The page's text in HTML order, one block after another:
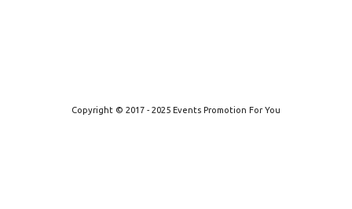
Copyright © 2017 - 2025 Events Promotion For You